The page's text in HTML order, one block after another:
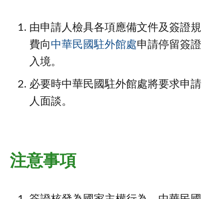
由申請人檢具各項應備文件及簽證規
費向中華民國駐外館處申請停留簽證
入境。
必要時中華民國駐外館處將要求申請
人面談。
注意事項